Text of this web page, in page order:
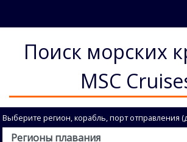
Поиск морских
MSC
Выберите регион, корабль, порт отправления